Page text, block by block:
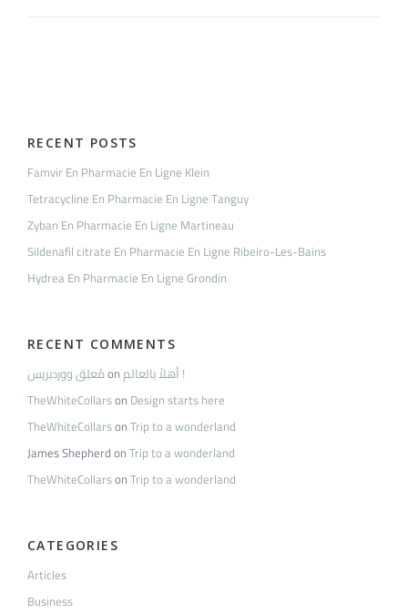
RECENT POSTS
Famvir En Pharmacie En Ligne Klein
Tetracycline En Pharmacie En Ligne Tanguy
Zyban En Pharmacie En Ligne Martineau
Sildenafil citrate En Pharmacie En Ligne Ribeiro-Les-Bains
Hydrea En Pharmacie En Ligne Grondin
RECENT COMMENTS
مُعلِق ووردبريسon
أهلاً بالعالم !
TheWhiteCollarson Design starts here
TheWhiteCollarsonTrip to a wonderland
James ShepherdonTrip to a wonderland
TheWhiteCollarsonTrip to a wonderland
CATEGORIES
Articles
Business